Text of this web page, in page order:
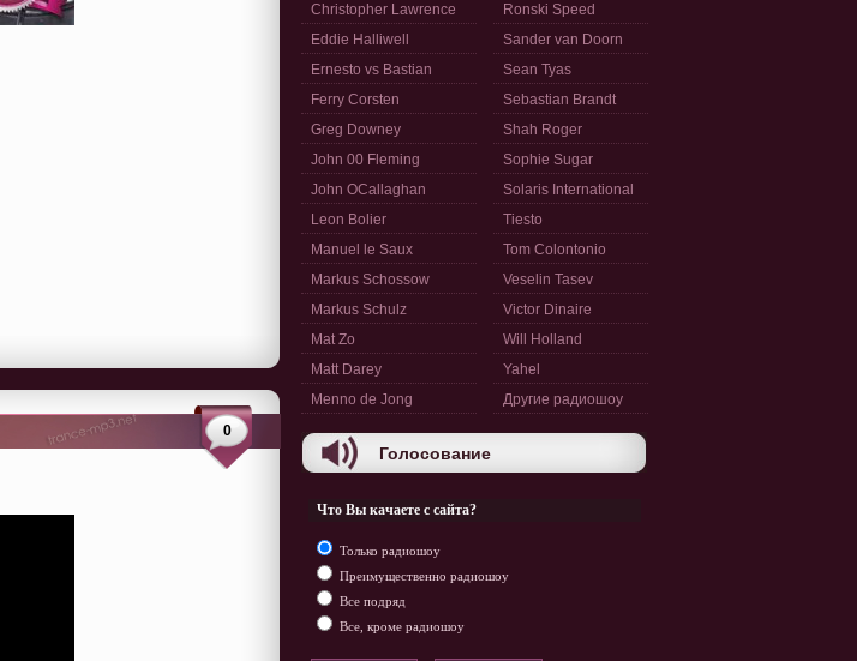
0
Christopher Lawrence
Eddie Halliwell
Ernesto vs Bastian
Ferry Corsten
Greg Downey
John 00 Fleming
John OCallaghan
Leon Bolier
Manuel le Saux
Markus Schossow
Markus Schulz
Mat Zo
Matt Darey
Menno de Jong
Ronski Speed
Sander van Doorn
Sean Tyas
Sebastian Brandt
Shah Roger
Sophie Sugar
Solaris International
Tiesto
Tom Colontonio
Veselin Tasev
Victor Dinaire
Will Holland
Yahel
Другие радиошоу
Голосование
Что Вы качаете с сайта?
Только радиошоу
Преимущественно радиошоу
Все подряд
Все, кроме радиошоу